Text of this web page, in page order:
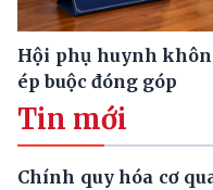
Hội phụ huynh
ép buộc đóng góp
Tin mới
Chính quy hóa cơ